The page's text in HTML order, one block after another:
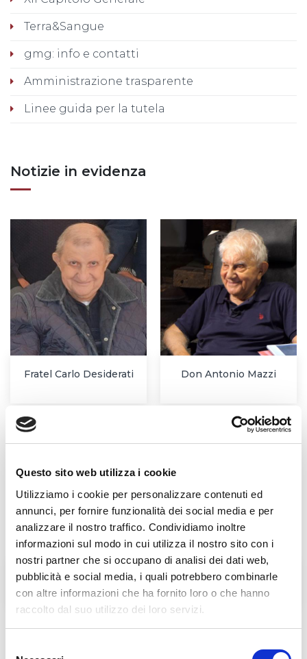
Questo sito web utilizza i cookie
Utilizziamo i cookie per personalizzare contenuti ed
annunci, per fornire funzionalità dei social media e per
analizzare il nostro traffico. Condividiamo inoltre
informazioni sul modo in cui utilizza il nostro sito con i
nostri partner che si occupano di analisi dei dati web,
pubblicità e social media, i quali potrebbero combinarle
con altre informazioni che ha fornito loro o che hanno
raccolto dal suo utilizzo dei loro servizi.
Terra&Sangue
gmg: info e contatti
Amministrazione trasparente
Linee guida per la tutela
Notizie in evidenza
Fratel Carlo Desiderati Don Antonio Mazzi
L'Agorà nelle Filippine
BENEDIZIONE DELLE
LAMPADE DELL'AGORA'